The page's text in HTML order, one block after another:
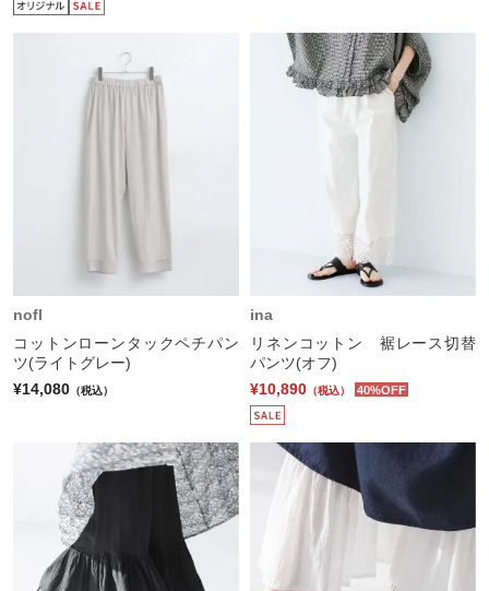
nofl
コットンローンタックペチパン
ツ(ライトグレー)
¥14,080 （税込）
ina
リネンコットン 裾レース切替
パンツ(オフ)
¥10,890 （税込） 40%OFF